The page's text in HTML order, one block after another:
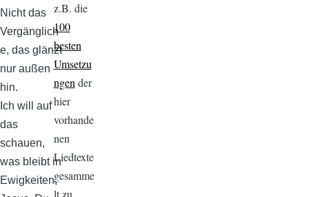
Nicht das
Vergänglich
e, das glänzt
nur außen
hin.
Ich will auf
das
schauen,
was bleibt in
Ewigkeiten,
z.B. die
100
besten
Umsetzu
ngen der
hier
vorhande
nen
Liedtexte
gesamme
lt zu